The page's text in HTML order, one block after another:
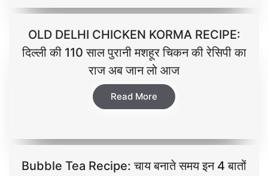
OLD DELHI CHICKEN KORMA RECIPE:
दिल्ली की 110 साल पुरानी मशहूर चिकन की रेसिपी का
राज अब जान लो आज
Read More
Bubble Tea Recipe: चाय बनाते समय इन 4 बातों